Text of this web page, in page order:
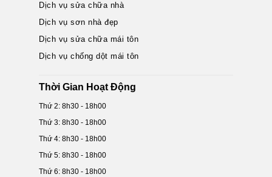
Dịch vụ sửa chữa nhà
Dịch vụ sơn nhà đẹp
Dịch vụ sửa chữa mái tôn
Dịch vụ chống dột mái tôn
Thời Gian Hoạt Động
Thứ 2: 8h30 - 18h00
Thứ 3: 8h30 - 18h00
Thứ 4: 8h30 - 18h00
Thứ 5: 8h30 - 18h00
Thứ 6: 8h30 - 18h00